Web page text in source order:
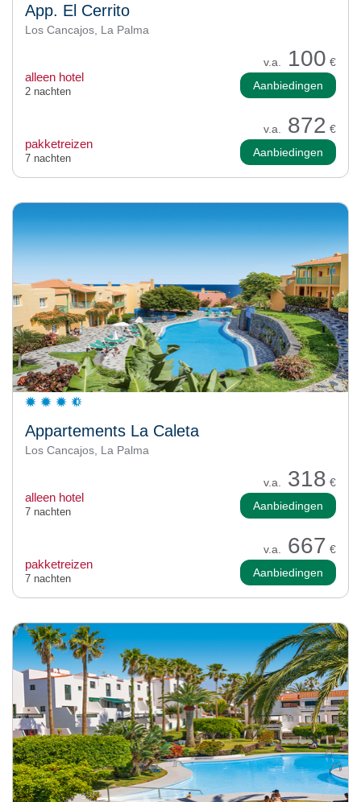
App. El Cerrito
Los Cancajos, La Palma
v.a. 100 €
alleen hotel
2 nachten Aanbiedingen
v.a. 872 €
pakketreizen
7 nachten Aanbiedingen
Appartements La Caleta
Los Cancajos, La Palma
v.a. 318 €
alleen hotel
7 nachten Aanbiedingen
v.a. 667 €
pakketreizen
7 nachten Aanbiedingen